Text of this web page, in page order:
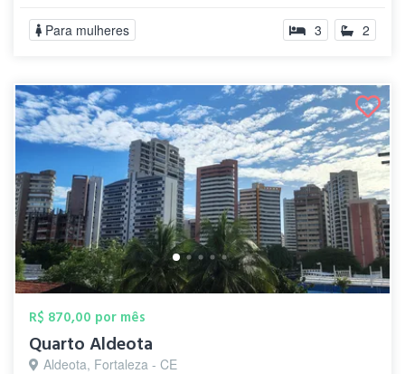
Para mulheres 3 2
R$ 870,00 por mês
Quarto Aldeota
Aldeota, Fortaleza - CE